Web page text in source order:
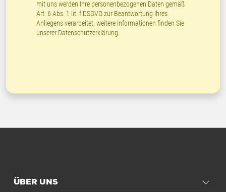
mit uns werden Ihre personenbezogenen Daten gemäß
Art. 6 Abs. 1 lit. f DSGVO zur Beantwortung Ihres
Anliegens verarbeitet, weitere Informationen finden Sie
unserer Datenschutzerklärung
ÜBER UNS